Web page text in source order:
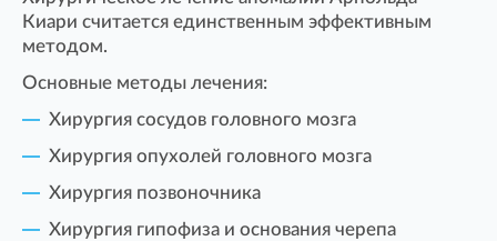
Киари считается единственным эффективным
методом.
Основные методы лечения:
Хирургия сосудов головного мозга
Хирургия опухолей головного мозга
Хирургия позвоночника
Хирургия гипофиза и основания черепа